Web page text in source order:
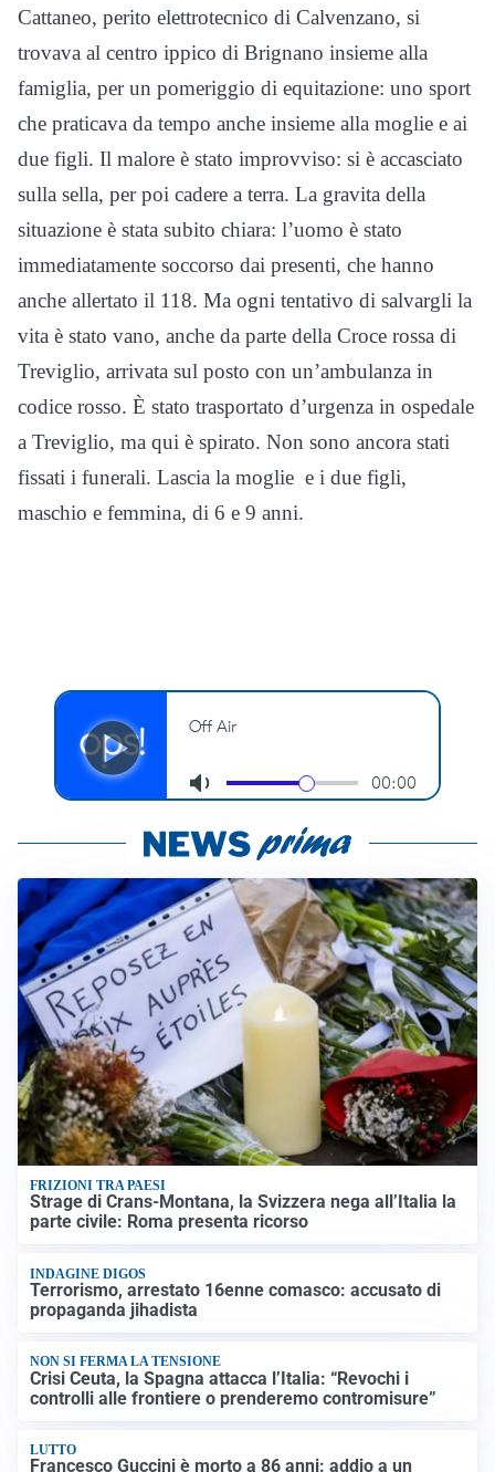
Cattaneo, perito elettrotecnico di Calvenzano, si
trovava al centro ippico di Brignano insieme alla
famiglia, per un pomeriggio di equitazione: uno sport
che praticava da tempo anche insieme alla moglie e ai
due figli. Il malore è stato improvviso: si è accasciato
sulla sella, per poi cadere a terra. La gravita della
situazione è stata subito chiara: l’uomo è stato
immediatamente soccorso dai presenti, che hanno
anche allertato il 118. Ma ogni tentativo di salvargli la
vita è stato vano, anche da parte della Croce rossa di
Treviglio, arrivata sul posto con un’ambulanza in
codice rosso. È stato trasportato d’urgenza in ospedale
a Treviglio, ma qui è spirato. Non sono ancora stati
fissati i funerali. Lascia la moglie e i due figli,
maschio e femmina, di 6 e 9 anni.
FRIZIONI TRA PAESI
Strage di Crans-Montana, la Svizzera nega all’Italia la
parte civile: Roma presenta ricorso
INDAGINE DIGOS
Terrorismo, arrestato 16enne comasco: accusato di
propaganda jihadista
NON SI FERMA LA TENSIONE
Crisi Ceuta, la Spagna attacca l’Italia: “Revochi i
controlli alle frontiere o prenderemo contromisure”
LUTTO
Francesco Guccini è morto a 86 anni: addio a un